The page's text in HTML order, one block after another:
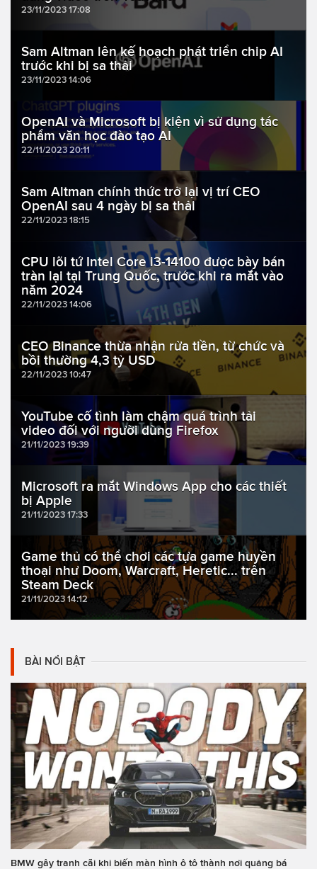
23/11/2023 17:08
Sam Altman lên kế hoạch phát triển chip AI
trước khi bị sa thải
23/11/2023 14:06
OpenAI và Microsoft bị kiện vì sử dụng tác
phẩm văn học đào tạo AI
22/11/2023 20:11
Sam Altman chính thức trở lại vị trí CEO
OpenAI sau 4 ngày bị sa thải
22/11/2023 18:15
CPU lõi tứ Intel Core i3-14100 được bày bán
tràn lại tại Trung Quốc, trước khi ra mắt vào
năm 2024
22/11/2023 14:06
CEO Binance thừa nhận rửa tiền, từ chức và
bồi thường 4,3 tỷ USD
22/11/2023 10:47
YouTube cố tình làm chậm quá trình tải
video đối với người dùng Firefox
21/11/2023 19:39
Microsoft ra mắt Windows App cho các thiết
bị Apple
21/11/2023 17:33
Game thủ có thể chơi các tựa game huyền
thoại như Doom, Warcraft, Heretic... trên
Steam Deck
21/11/2023 14:12
BÀI NỔI BẬT
BMW gây tranh cãi khi biến màn hình ô tô thành nơi quảng bá